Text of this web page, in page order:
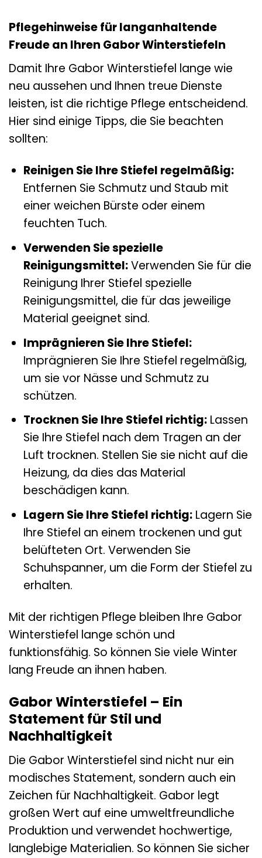
Pflegehinweise für langanhaltende
Freude an Ihren Gabor Winterstiefeln
Damit Ihre Gabor Winterstiefel lange wie
neu aussehen und Ihnen treue Dienste
leisten, ist die richtige Pflege entscheidend.
Hier sind einige Tipps, die Sie beachten
sollten:
Reinigen Sie Ihre Stiefel regelmäßig:
Entfernen Sie Schmutz und Staub mit
einer weichen Bürste oder einem
feuchten Tuch.
Verwenden Sie spezielle
Reinigungsmittel:Verwenden Sie für die
Reinigung Ihrer Stiefel spezielle
Reinigungsmittel, die für das jeweilige
Material geeignet sind.
Imprägnieren Sie Ihre Stiefel:
Imprägnieren Sie Ihre Stiefel regelmäßig,
um sie vor Nässe und Schmutz zu
schützen.
Trocknen Sie Ihre Stiefel richtig:Lassen
Sie Ihre Stiefel nach dem Tragen an der
Luft trocknen. Stellen Sie sie nicht auf die
Heizung, da dies das Material
beschädigen kann.
Lagern Sie Ihre Stiefel richtig:Lagern Sie
Ihre Stiefel an einem trockenen und gut
belüfteten Ort. Verwenden Sie
Schuhspanner, um die Form der Stiefel zu
erhalten.
Mit der richtigen Pflege bleiben Ihre Gabor
Winterstiefel lange schön und
funktionsfähig. So können Sie viele Winter
lang Freude an ihnen haben.
Gabor Winterstiefel – Ein
Statement für Stil und
Nachhaltigkeit
Die Gabor Winterstiefel sind nicht nur ein
modisches Statement, sondern auch ein
Zeichen für Nachhaltigkeit. Gabor legt
großen Wert auf eine umweltfreundliche
Produktion und verwendet hochwertige,
langlebige Materialien. So können Sie sicher